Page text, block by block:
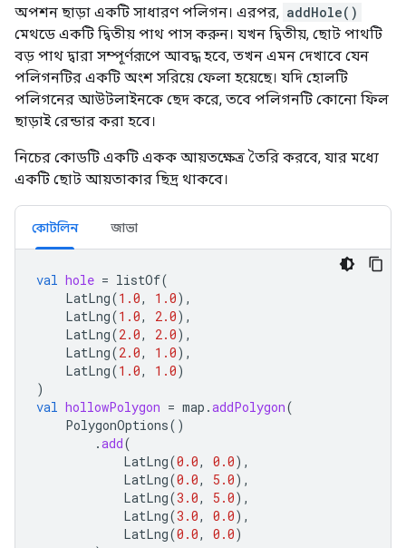
অপশন ছাড়া একটি সাধারণ পলিগন। এরপর, addHole()
মেথডে একটি দ্বিতীয় পাথ পাস করুন। যখন দ্বিতীয়, ছোট পাথটি
বড় পাথ দ্বারা সম্পূর্ণরূপে আবদ্ধ হবে, তখন এমন দেখাবে যেন
পলিগনটির একটি অংশ সরিয়ে ফেলা হয়েছে। যদি হোলটি
পলিগনের আউটলাইনকে ছেদ করে, তবে পলিগনটি কোনো ফিল
ছাড়াই রেন্ডার করা হবে।
নিচের কোডটি একটি একক আয়তক্ষেত্র তৈরি করবে, যার মধ্যে
একটি ছোট আয়তাকার ছিদ্র থাকবে।
কোটলিন জাভা
val hole = listOf(
LatLng(1.0, 1.0),
LatLng(1.0, 2.0),
LatLng(2.0, 2.0),
LatLng(2.0, 1.0),
LatLng(1.0, 1.0)
)
val hollowPolygon = map .addPolygon(
PolygonOptions()
.add(
LatLng(0.0, 0.0),
LatLng(0.0, 5.0),
LatLng(3.0, 5.0),
LatLng(3.0, 0.0),
LatLng(0.0, 0.0)